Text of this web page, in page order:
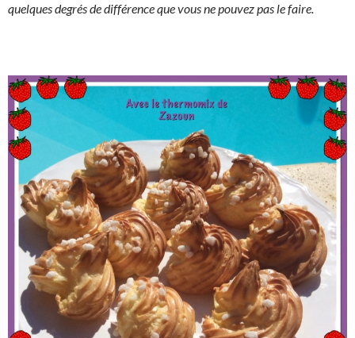
quelques degrés de différence que vous ne pouvez pas le faire.